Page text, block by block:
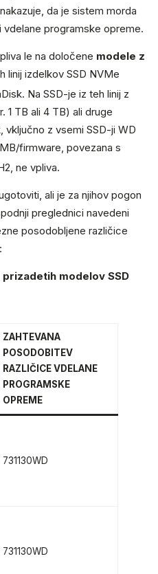
da je sistem morda
programske opreme.
le na določene modele z
linij izdelkov SSD NVMe
Na SSD-je iz teh linij z
1 TB ali 4 TB) ali druge
vključno z vsemi SSD-ji WD
firmware, povezana s
ne vpliva.
ali je za njihov pogon
preglednici navedeni
posodobljene različice
modelov SSD
ZAHTEVANA
POSODOBITEV
RAZLIČICE VDELANE
PROGRAMSKE
OPREME
731130WD
731130WD